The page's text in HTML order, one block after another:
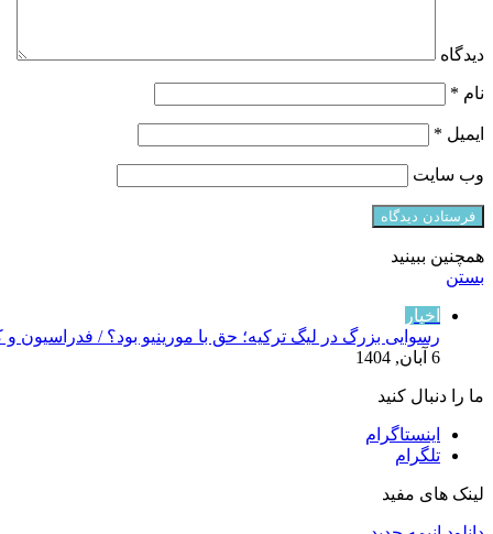
دیدگاه
نام *
ایمیل *
وب‌ سایت
همچنین ببینید
بستن
اخبار
رسوایی بزرگ در لیگ ترکیه؛ حق با مورینیو بود؟ / فدراسیون
6 آبان, 1404
ما را دنبال کنید
اینستاگرام
تلگرام
لینک های مفید